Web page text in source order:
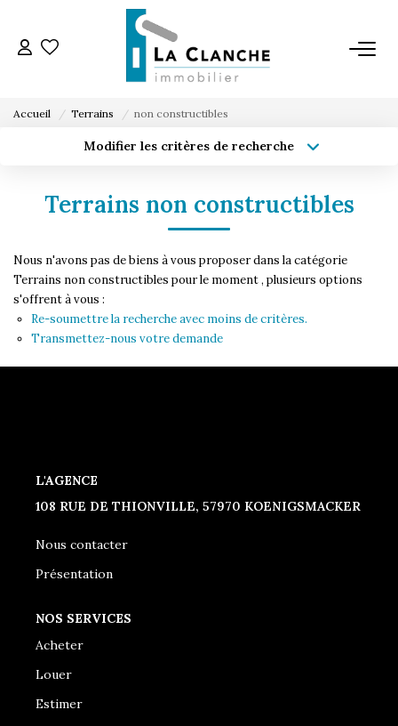
L'AGENCE
L'ÉQUIPE
VENTE
Accueil Terrains non constructibles
Modifier les critères de recherche
Type de bien
Budget max Plus de critères
Créer une alerte
Terrains non constructibles
Nous n'avons pas de biens à vous proposer dans la catégorie
Terrains non constructibles pour le moment , plusieurs options
s'offrent à vous :
Re-soumettre la recherche avec moins de critères.
Transmettez-nous votre demande
L'AGENCE
108 RUE DE THIONVILLE, 57970 KOENIGSMACKER
Nous contacter
Présentation
NOS SERVICES
Acheter
Louer
Estimer